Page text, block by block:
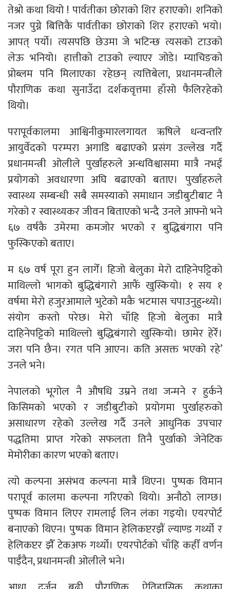
तेश्रो कथा थियो ! पार्वतीका छोराको शिर हराएको। शनिको
नजर पुग्ने बित्तिकै पार्वतीका छोराको शिर हराएको भयो।
आपत् पर्यो। त्यसपछि छेउमा जे भटिन्छ त्यसको टाउको
लेऊ भनियो। हात्तीको टाउको ल्याएर जोडे। म्याचिङको
प्रोब्लम पनि मिलाएका रहेछन् त्यत्तिबेला, प्रधानमन्त्रीले
पौराणिक कथा सुनाउँदा दर्शकवृत्तमा हाँसो फैलिरहेको
थियो।
परापूर्वकालमा आश्विनीकुमारलगायत ऋषिले धन्वन्तरि
आयुर्वेदको परम्परा अगाडि बढाएको प्रसंग उल्लेख गर्दै
प्रधानमन्त्री ओलीले पुर्खाहरुले अन्धविश्वासमा मात्रै नभई
प्रयोगको अवधारणा अघि बढाएको बताए। पुर्खाहरुले
स्वास्थ्य सम्बन्धी सबै समस्याको समाधान जडीबुटीबाट नै
गरेको र स्वास्थ्यकर जीवन बिताएको भन्दै उनले आफ्नो भने
६७ वर्षकै उमेरमा कमजोर भएको र बुद्धिबंगारा पनि
फुस्किएको बताए।
म ६७ वर्ष पूरा हुन लागेँ। हिजो बेलुका मेरो दाहिनेपट्टिको
माथिल्लो भागको बुद्धिबंगारो आफैं खुस्कियो। १ सय १
वर्षमा मेरो हजुरआमाले भुटेको मकै भटमास चपाउनुहुन्थ्यो।
संयोग कस्तो परेछ। मेरो चाँहि हिजो बेलुका मात्रै
दाहिनेपट्टिको माथिल्लो बुद्धिबंगारो खुस्कियो। छामेर हेरेँ।
जरा पनि छैन। रगत पनि आएन। कति असक्त भएको रहे’
उनले भने।
नेपालको भूगोल नै औषधि उम्रने तथा जन्मने र हुर्कने
किसिमको भएको र जडीबुटीको प्रयोगमा पुर्खाहरुको
असाधारण रहेको उल्लेख गर्दै उनले आधुनिक उपचार
पद्धतिमा प्राप्त गरेको सफलता तिनै पुर्खाको जेनेटिक
मेमोरीका कारण भएको बताए।
त्यो कल्पना असंभव कल्पना मात्रै थिएन। पुष्पक विमान
परापूर्व कालमा कल्पना गरिएको थियो। अनौठो लाग्छ।
पुष्पक विमान लिएर रामलाई लिन लंका गइयो। एयरपोर्ट
बनाएको थिएन। पुष्पक विमान हेलिकप्टरझैं ल्याण्ड गर्थ्यो र
हेलिकप्टर झैँ टेकअफ गर्थ्यो। एयरपोर्टको चाँहि कहीँ वर्णन
पाईँदैन, प्रधानमन्त्री ओलीले भने।